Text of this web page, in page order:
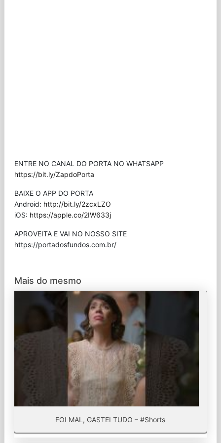
ENTRE NO CANAL DO PORTA NO WHATSAPP
https://bit.ly/ZapdoPorta
BAIXE O APP DO PORTA
Android: http://bit.ly/2zcxLZO
iOS: https://apple.co/2IW633j
APROVEITA E VAI NO NOSSO SITE
⁠https://portadosfundos.com.br/
Mais do mesmo
FOI MAL, GASTEI TUDO – #Shorts